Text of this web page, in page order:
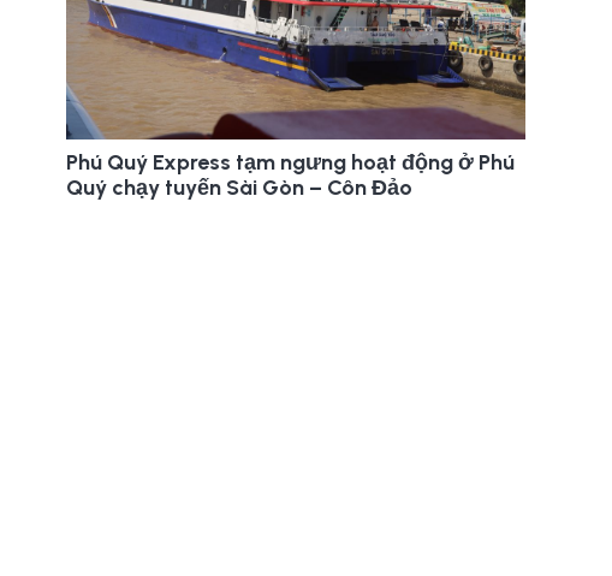
Phú Quý Express tạm ngưng hoạt động ở Phú
Quý chạy tuyến Sài Gòn – Côn Đảo